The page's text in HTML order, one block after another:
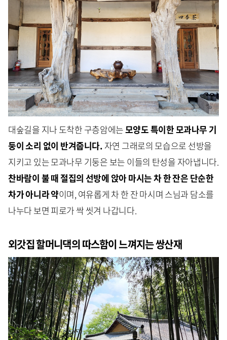
대숲길을 지나 도착한 구층암에는모양도 특이한 모과나무 기
둥이 소리 없이 반겨줍니다. 자연 그래로의 모습으로 선방을
지키고 있는 모과나무 기둥은 보는 이들의 탄성을 자아냅니다.
찬바람이 불 때 절집의 선방에 앉아 마시는 차 한 잔은 단순한
차가 아니라 약이며, 여유롭게 차 한 잔 마시며 스님과 담소를
나누다 보면 피로가 싹 씻겨 나갑니다.
외갓집 할머니댁의 따스함이 느껴지는 쌍산재